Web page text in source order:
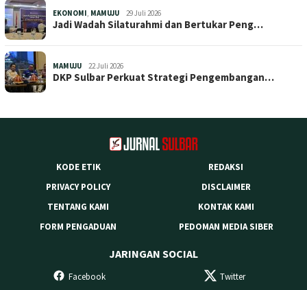
EKONOMI MAMUJU 29 Juli 2026
Jadi Wadah Silaturahmi dan Bertukar Peng…
MAMUJU 22 Juli 2026
DKP Sulbar Perkuat Strategi Pengembangan…
KODE ETIK
REDAKSI
PRIVACY POLICY
DISCLAIMER
TENTANG KAMI
KONTAK KAMI
FORM PENGADUAN
PEDOMAN MEDIA SIBER
JARINGAN SOCIAL
Facebook Twitter